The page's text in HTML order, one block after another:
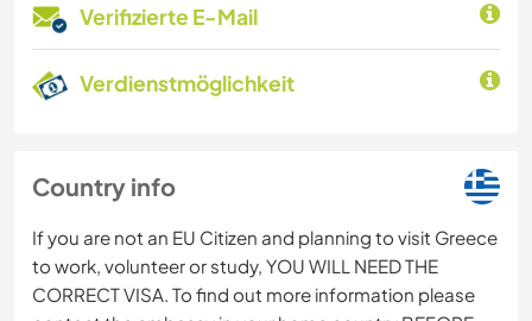
Verifizierte E-Mail
Verdienstmöglichkeit
Country info
If you are not an EU Citizen and planning to visit Greece
to work, volunteer or study, YOU WILL NEED THE
CORRECT VISA. To find out more information please